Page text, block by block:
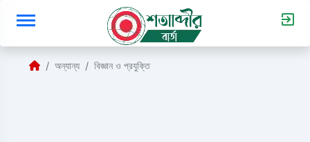
অন্যান্য বিজ্ঞান ও প্রযুক্তি